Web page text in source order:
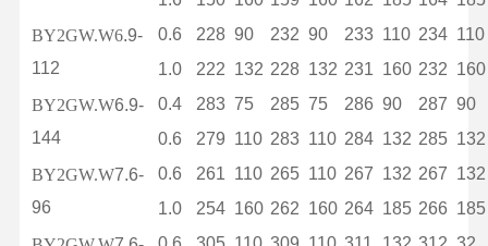
BY2GW.W6.9-
112
0.6 228 90 232 90 233 110 234 110
1.0
222 132 228 132 231 160 232 160
BY2GW.W6.9-
144
0.4 283 75 285 75 286 90 287 90
0.6
279 110 283 110 284 132 285 132
BY2GW.W7.6-
96
0.6 261 110 265 110 267 132 267 132
1.0
254 160 262 160 264 185 266 185